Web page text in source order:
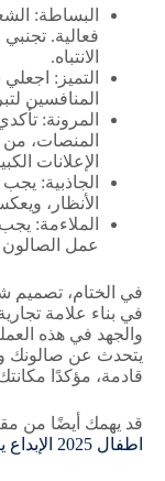
البساطة:
فعالية.
الانتباه.
التميز:
المنافسين
المرونة:
المنصات،
الإعلانات
الجاذبية:
الأنظار،
الملاءمة:
عمل
في الختام، تصميم
في بناء علامة
والجهد في هذه
يتحدث عن صالونك
قادمة، مؤكدًا
قد يهمك أيضًا من
اطفال 2025 الإبداع يبدأ من هنا.